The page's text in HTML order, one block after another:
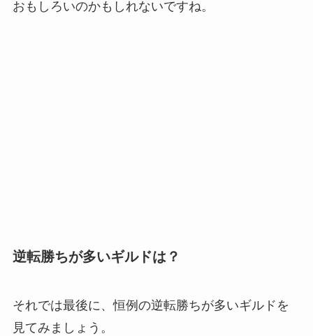
おもしろいのかもしれないですね。
逆転勝ちが多いギルドは？
それでは最後に、恒例の逆転勝ちが多いギルドを
見てみましょう。